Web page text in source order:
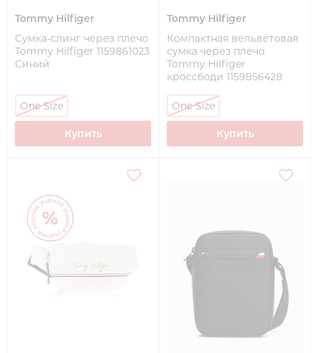
Tommy Hilfiger
Сумка-слинг через плечо
Tommy Hilfiger 1159861023
Синий
One Size
Купить
Tommy Hilfiger
Компактная вельветовая
сумка через плечо
Tommy Hilfiger
кроссбоди 1159856428
One Size
Купить